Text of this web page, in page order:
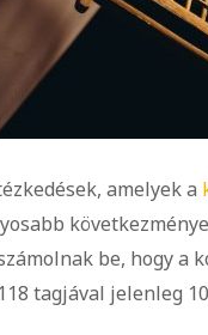
amelyek a
be, hogy
tagjával jelenleg